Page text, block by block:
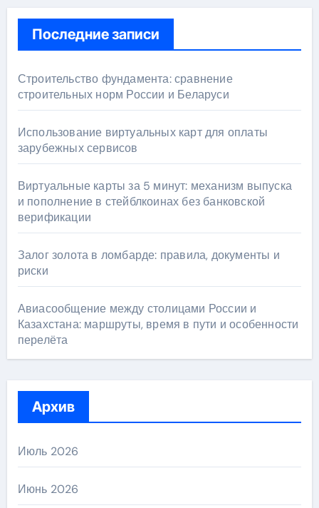
Последние записи
Строительство фундамента: сравнение
строительных норм России и Беларуси
Использование виртуальных карт для оплаты
зарубежных сервисов
Виртуальные карты за 5 минут: механизм выпуска
и пополнение в стейблкоинах без банковской
верификации
Залог золота в ломбарде: правила, документы и
риски
Авиасообщение между столицами России и
Казахстана: маршруты, время в пути и особенности
перелёта
Архив
Июль 2026
Июнь 2026